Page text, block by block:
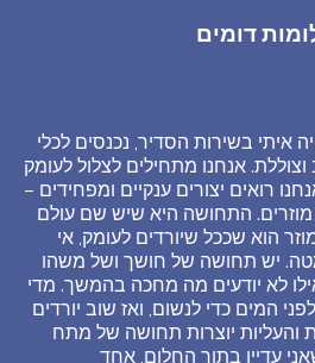
דומים
איתי בשירות הסדיר, נכנסים לכלי
אנחנו מתחילים לצלול לעומק
רואים יצורים ענקיים ומפחידים –
מוזרים. התחושה היא שיש שם עולם
הוא שככל שיורדים לעומק, אי
יש תחושה של חושך ושל משהו
לא יודעים מה מחכה בהמשך. מדי
המים כדי לנשום, ואז שוב יורדים
והעליות יוצרות תחושה של מתח
עדיין בתוך החלום, אחד